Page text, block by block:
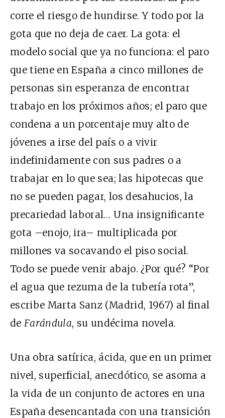
corre el riesgo de hundirse. Y todo por la
gota que no deja de caer. La gota: el
modelo social que ya no funciona: el paro
que tiene en España a cinco millones de
personas sin esperanza de encontrar
trabajo en los próximos años; el paro que
condena a un porcentaje muy alto de
jóvenes a irse del país o a vivir
indefinidamente con sus padres o a
trabajar en lo que sea; las hipotecas que
no se pueden pagar, los desahucios, la
precariedad laboral… Una insignificante
gota –enojo, ira– multiplicada por
millones va socavando el piso social.
Todo se puede venir abajo. ¿Por qué? “Por
el agua que rezuma de la tubería rota”,
escribe Marta Sanz (Madrid, 1967) al final
de Farándula, su undécima novela.
Una obra satírica, ácida, que en un primer
nivel, superficial, anecdótico, se asoma a
la vida de un conjunto de actores en una
España desencantada con una transición